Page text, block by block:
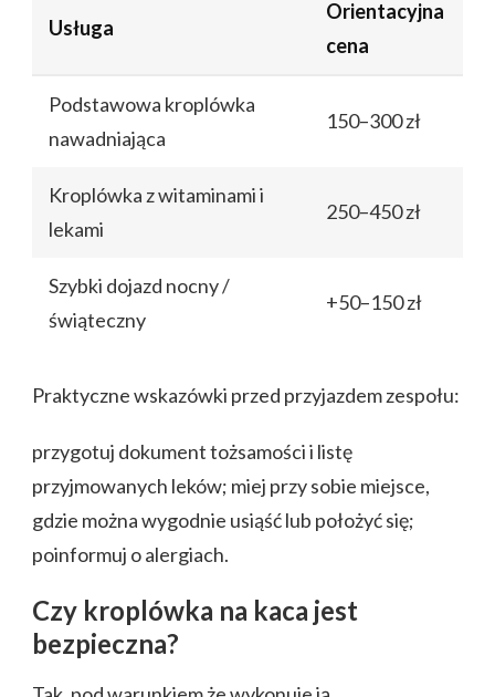
Usługa
Orientacyjna
cena
Podstawowa kroplówka
nawadniająca
150–300 zł
Kroplówka z witaminami i
lekami
250–450 zł
Szybki dojazd nocny /
świąteczny
+50–150 zł
Praktyczne wskazówki przed przyjazdem zespołu:
przygotuj dokument tożsamości i listę
przyjmowanych leków; miej przy sobie miejsce,
gdzie można wygodnie usiąść lub położyć się;
poinformuj o alergiach.
Czy kroplówka na kaca jest
bezpieczna?